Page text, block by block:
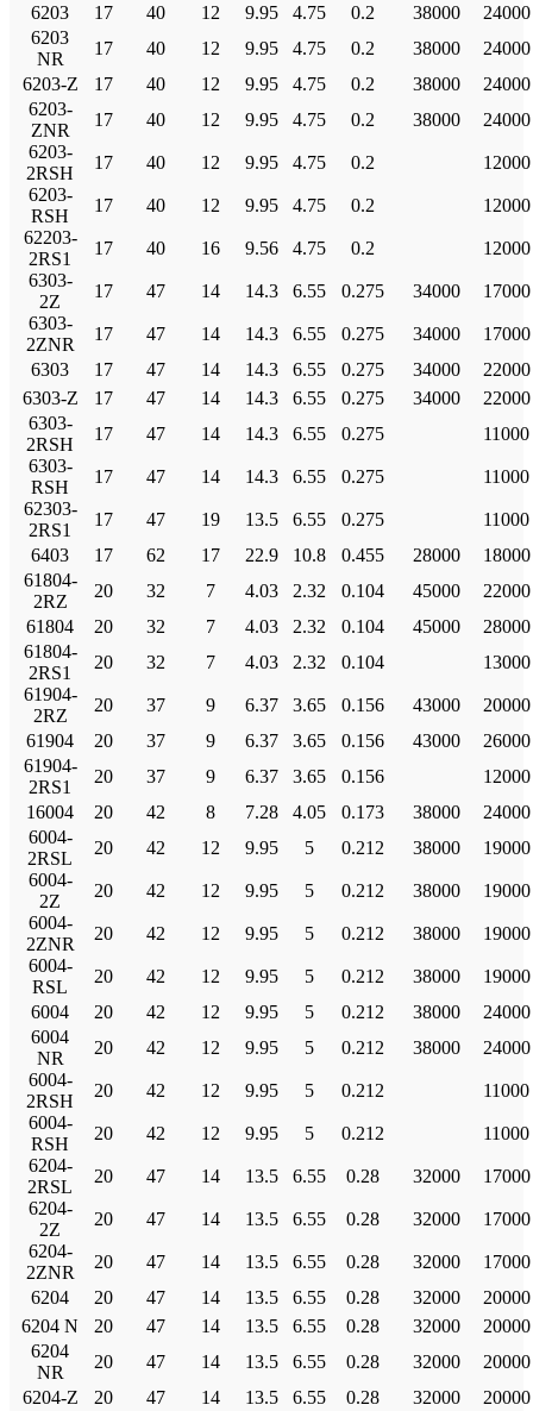
6203
17 40 12 9.95 4.75 0.2 38000
24000
6203
NR
17 40 12 9.95 4.75 0.2 38000
24000
6203-Z
17 40 12 9.95 4.75 0.2 38000
24000
6203-
ZNR
17 40 12 9.95 4.75 0.2 38000
24000
6203-
2RSH
17 40 12 9.95 4.75 0.2
12000
6203-
RSH
17 40 12 9.95 4.75 0.2
12000
62203-
2RS1
17 40 16 9.56 4.75 0.2
12000
6303-
2Z
17 47 14 14.3 6.55 0.275 34000
17000
6303-
2ZNR
17 47 14 14.3 6.55 0.275 34000
17000
6303
17 47 14 14.3 6.55 0.275 34000
22000
6303-Z
17 47 14 14.3 6.55 0.275 34000
22000
6303-
2RSH
17 47 14 14.3 6.55 0.275
11000
6303-
RSH
17 47 14 14.3 6.55 0.275
11000
62303-
2RS1
17 47 19 13.5 6.55 0.275
11000
6403
17 62 17 22.9 10.8 0.455 28000
18000
61804-
2RZ
20 32 7 4.03 2.32 0.104 45000
22000
61804
20 32 7 4.03 2.32 0.104 45000
28000
61804-
2RS1
20 32 7 4.03 2.32 0.104
13000
61904-
2RZ
20 37 9 6.37 3.65 0.156 43000
20000
61904
20 37 9 6.37 3.65 0.156 43000
26000
61904-
2RS1
20 37 9 6.37 3.65 0.156
12000
16004
20 42 8 7.28 4.05 0.173 38000
24000
6004-
2RSL
20 42 12 9.95 5 0.212 38000
19000
6004-
2Z
20 42 12 9.95 5 0.212 38000
19000
6004-
2ZNR
20 42 12 9.95 5 0.212 38000
19000
6004-
RSL
20 42 12 9.95 5 0.212 38000
19000
6004
20 42 12 9.95 5 0.212 38000
24000
6004
NR
20 42 12 9.95 5 0.212 38000
24000
6004-
2RSH
20 42 12 9.95 5 0.212
11000
6004-
RSH
20 42 12 9.95 5 0.212
11000
6204-
2RSL
20 47 14 13.5 6.55 0.28 32000
17000
6204-
2Z
20 47 14 13.5 6.55 0.28 32000
17000
6204-
2ZNR
20 47 14 13.5 6.55 0.28 32000
17000
6204
20 47 14 13.5 6.55 0.28 32000
20000
6204 N
20 47 14 13.5 6.55 0.28 32000
20000
6204
NR
20 47 14 13.5 6.55 0.28 32000
20000
6204-Z
20 47 14 13.5 6.55 0.28 32000
20000